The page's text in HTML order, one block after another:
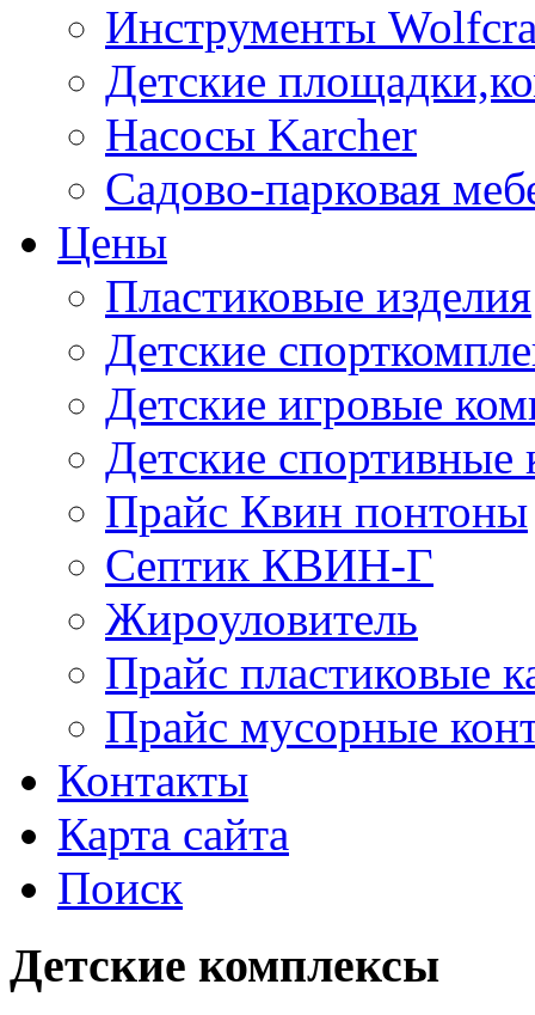
Инструменты
Детские
Насосы Karcher
Садово-парковая
Цены
Пластиковые изделия
Детские
Детские игровые
Детские спортивные
Прайс Квин понтоны
Септик КВИН-Г
Жироуловитель
Прайс пластиковые
Прайс мусорные
Контакты
Карта сайта
Поиск
Детские комплексы